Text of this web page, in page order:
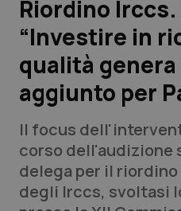
Scienza e Farmaci
Studi e Analisi
Lettere al direttore
Edizioni Regionali
QS Pro
Riordino
“Investire in
qualità
aggiunto per
Il focus
corso dell'audizione
delega per il
degli Irccs, svoltasi